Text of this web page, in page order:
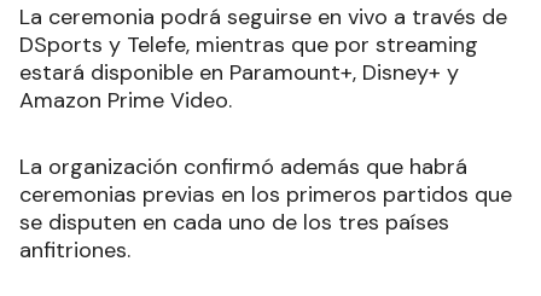
La ceremonia podrá seguirse en vivo a través de
DSports y Telefe, mientras que por streaming
estará disponible en Paramount+, Disney+ y
Amazon Prime Video.
La organización confirmó además que habrá
ceremonias previas en los primeros partidos que
se disputen en cada uno de los tres países
anfitriones.